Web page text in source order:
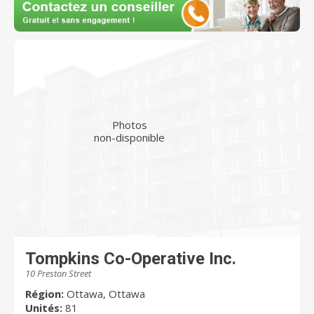
Photos
non-disponible
Tompkins Co-Operative Inc.
10 Preston Street
Région: Ottawa, Ottawa
Unités: 81